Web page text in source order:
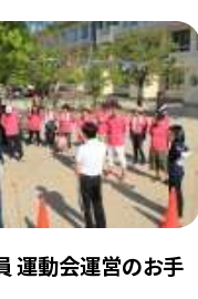
運動会運営のお手